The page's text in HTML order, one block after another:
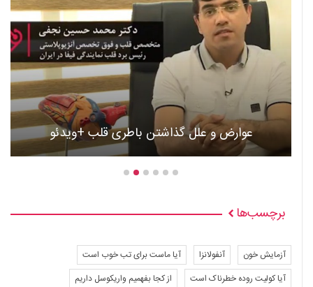
عوارض و علل گذاشتن باطری قلب +ویدئو
برچسب‌ها
آزمایش خون آنفولانزا
آیا ماست برای تب خوب است
آیا کولیت روده خطرناک است
از کجا بفهمیم واریکوسل داریم